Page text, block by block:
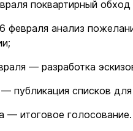
поквартирный
февраля анализ
— разработка
публикация списков
— итоговое голосование.